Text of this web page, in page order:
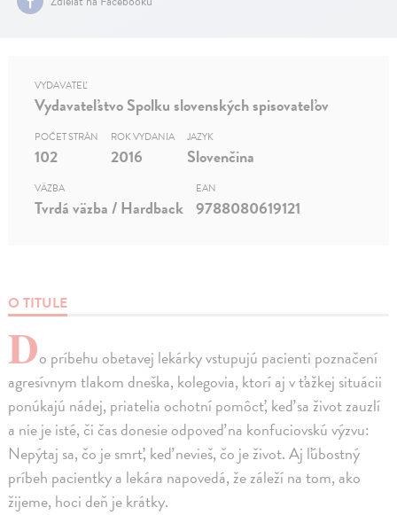
O TITULE
Do príbehu obetavej lekárky vstupujú pacienti poznačení
agresívnym tlakom dneška, kolegovia, ktorí aj v ťažkej situácii
ponúkajú nádej, priatelia ochotní pomôcť, keď sa život zauzlí
a nie je isté, či čas donesie odpoveď na konfuciovskú výzvu:
Nepýtaj sa, čo je smrť, keď nevieš, čo je život. Aj ľúbostný
príbeh pacientky a lekára napovedá, že záleží na tom, ako
žijeme, hoci deň je krátky.
VYDAVATEĽ
Vydavateľstvo Spolku slovenských spisovateľov
POČET STRÁN
102
ROK VYDANIA
2016
JAZYK
Slovenčina
VÄZBA
Tvrdá väzba / Hardback
EAN
9788080619121